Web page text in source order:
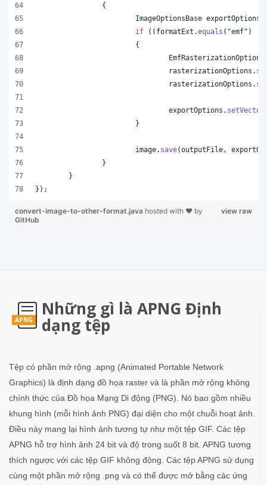
		{
ImageOptionsBase exportOptions
if (( formatExt .equals ( "emf" )
			{
EmfRasterizationOptions
rasterizationOptions .
rasterizationOptions .
exportOptions .
			}
image. save(outputFile ,
		}
	}
});
view raw
convert-image-to-other-format.java hosted with ❤ by
GitHub
APNG
Những gì là APNG Định
dạng tệp
Tệp có phần mở rộng .apng (Animated Portable Network
Graphics) là định dạng đồ họa raster và là phần mở rộng không
chính thức của Đồ họa Mạng Di động (PNG). Nó bao gồm nhiều
khung hình (mỗi hình ảnh PNG) đại diện cho một chuỗi hoạt ảnh.
Điều này mang lại hình ảnh tương tự như một tệp GIF. Các tệp
APNG hỗ trợ hình ảnh 24 bit và độ trong suốt 8 bit. APNG tương
thích ngược với các tệp GIF không động. Các tệp APNG sử dụng
cùng một phần mở rộng .png và có thể được mở bằng các ứng